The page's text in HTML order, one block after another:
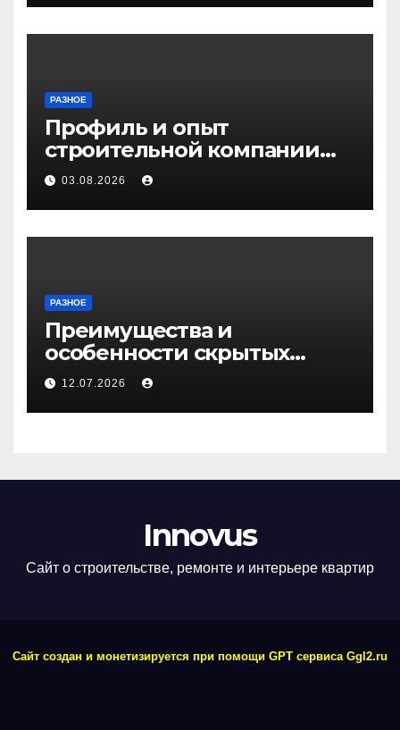
РАЗНОЕ
Профиль и опыт
строительной компании
Медичи
03.08.2026
РАЗНОЕ
Преимущества и
особенности скрытых
дверей
12.07.2026
Innovus
Сайт о строительстве, ремонте и интерьере квартир
Сайт создан и монетизируется при помощи GPT сервиса Ggl2.ru